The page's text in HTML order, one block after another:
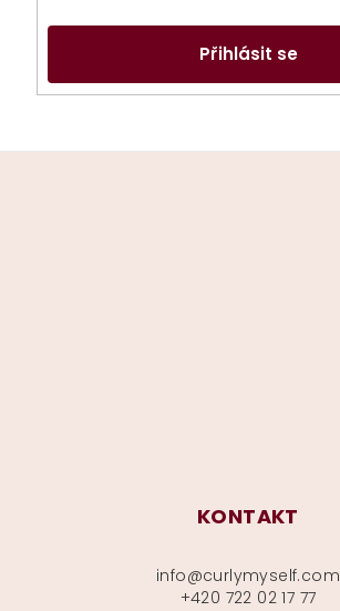
Přihlásit se
KONTAKT
info@curlymyself.com
+420 722 02 17 77